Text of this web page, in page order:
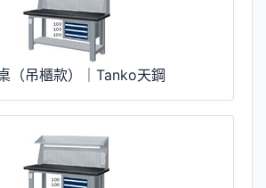
（吊櫃款）｜Tanko天鋼